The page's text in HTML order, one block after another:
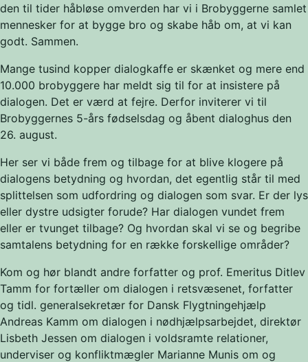
den til tider håbløse omverden har vi i Brobyggerne samlet
mennesker for at bygge bro og skabe håb om, at vi kan
godt. Sammen.
Mange tusind kopper dialogkaffe er skænket og mere end
10.000 brobyggere har meldt sig til for at insistere på
dialogen. Det er værd at fejre. Derfor inviterer vi til
Brobyggernes 5-års fødselsdag og åbent dialoghus den
26. august.
Her ser vi både frem og tilbage for at blive klogere på
dialogens betydning og hvordan, det egentlig står til med
splittelsen som udfordring og dialogen som svar. Er der lys
eller dystre udsigter forude? Har dialogen vundet frem
eller er tvunget tilbage? Og hvordan skal vi se og begribe
samtalens betydning for en række forskellige områder?
Kom og hør blandt andre forfatter og prof. Emeritus Ditlev
Tamm for fortæller om dialogen i retsvæsenet, forfatter
og tidl. generalsekretær for Dansk Flygtningehjælp
Andreas Kamm om dialogen i nødhjælpsarbejdet, direktør
Lisbeth Jessen om dialogen i voldsramte relationer,
underviser og konfliktmægler Marianne Munis om og